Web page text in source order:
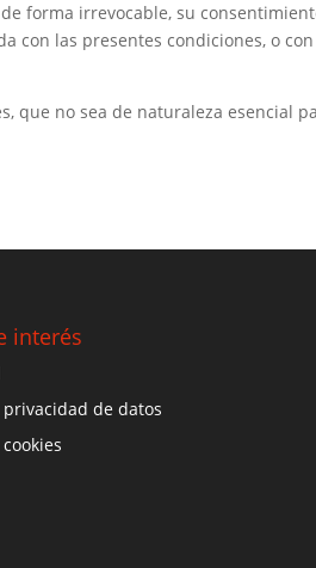
forma irrevocable, su
las presentes condiciones, o
que no sea de naturaleza esencial
interés
de datos